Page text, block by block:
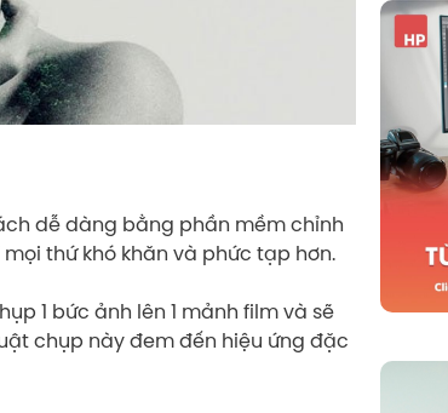
dễ dàng bằng phần mềm chỉnh
thứ khó khăn và phức tạp hơn.
1 bức ảnh lên 1 mảnh film và sẽ
chụp này đem đến hiệu ứng đặc